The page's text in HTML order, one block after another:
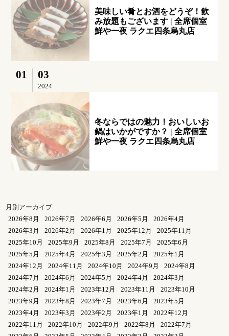
美味しい肴とお酒をどうぞ！飲
み放題もございます | 全席個室
鮮や一夜 ラクエ四条烏丸店
01 03
2024
冬ならではの魅力！おいしいお
鍋はいかがですか？ | 全席個室
鮮や一夜 ラクエ四条烏丸店
月別アーカイブ
2026年8月
2026年7月 2026年6月 2026年5月
2026年4月
2026年3月
2026年2月 2026年1月 2025年12月
2025年11月
2025年10月
2025年9月 2025年8月 2025年7月
2025年6月
2025年5月
2025年4月 2025年3月 2025年2月
2025年1月
2024年12月
2024年11月 2024年10月 2024年9月
2024年8月
2024年7月
2024年6月 2024年5月 2024年4月
2024年3月
2024年2月
2024年1月 2023年12月 2023年11月
2023年10月
2023年9月
2023年8月 2023年7月 2023年6月
2023年5月
2023年4月
2023年3月 2023年2月 2023年1月
2022年12月
2022年11月
2022年10月 2022年9月 2022年8月
2022年7月